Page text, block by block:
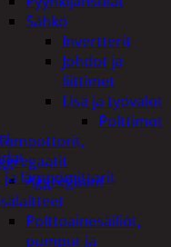
Sähkö
Invertterit
Johdot ja
liittimet
Lisä ja työvalot
Polttimot
Aggregaatit
Polttoainesäiliöt,
pumput ja
ja lämpömittarit